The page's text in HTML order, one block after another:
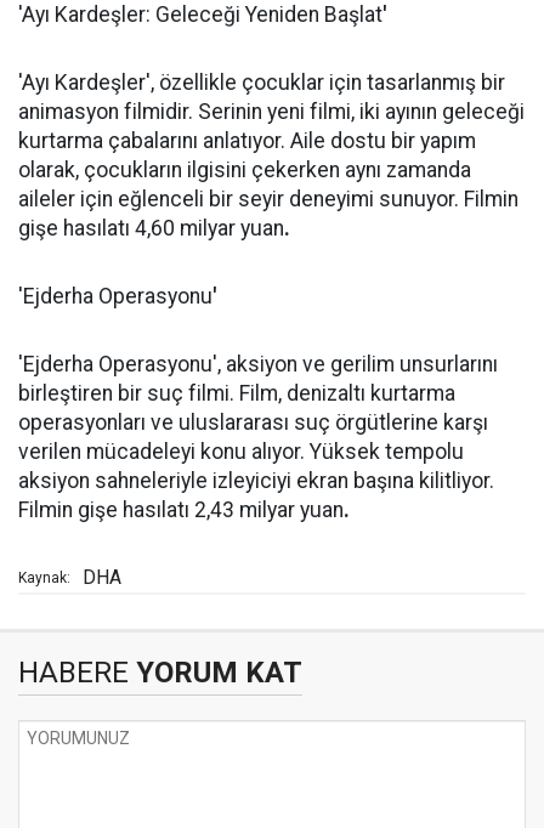
'Ayı Kardeşler: Geleceği Yeniden Başlat'
'Ayı Kardeşler', özellikle çocuklar için tasarlanmış bir
animasyon filmidir. Serinin yeni filmi, iki ayının geleceği
kurtarma çabalarını anlatıyor. Aile dostu bir yapım
olarak, çocukların ilgisini çekerken aynı zamanda
aileler için eğlenceli bir seyir deneyimi sunuyor. Filmin
gişe hasılatı 4,60 milyar yuan.
'Ejderha Operasyonu'
'Ejderha Operasyonu', aksiyon ve gerilim unsurlarını
birleştiren bir suç filmi. Film, denizaltı kurtarma
operasyonları ve uluslararası suç örgütlerine karşı
verilen mücadeleyi konu alıyor. Yüksek tempolu
aksiyon sahneleriyle izleyiciyi ekran başına kilitliyor.
Filmin gişe hasılatı 2,43 milyar yuan.
Kaynak: DHA
HABERE YORUM KAT